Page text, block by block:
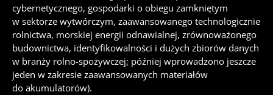
cybernetycznego, gospodarki o obiegu zamkniętym
w sektorze wytwórczym, zaawansowanego technologicznie
rolnictwa, morskiej energii odnawialnej, zrównoważonego
budownictwa, identyfikowalności i dużych zbiorów danych
w branży rolno-spożywczej; później wprowadzono jeszcze
jeden w zakresie zaawansowanych materiałów
do akumulatorów).